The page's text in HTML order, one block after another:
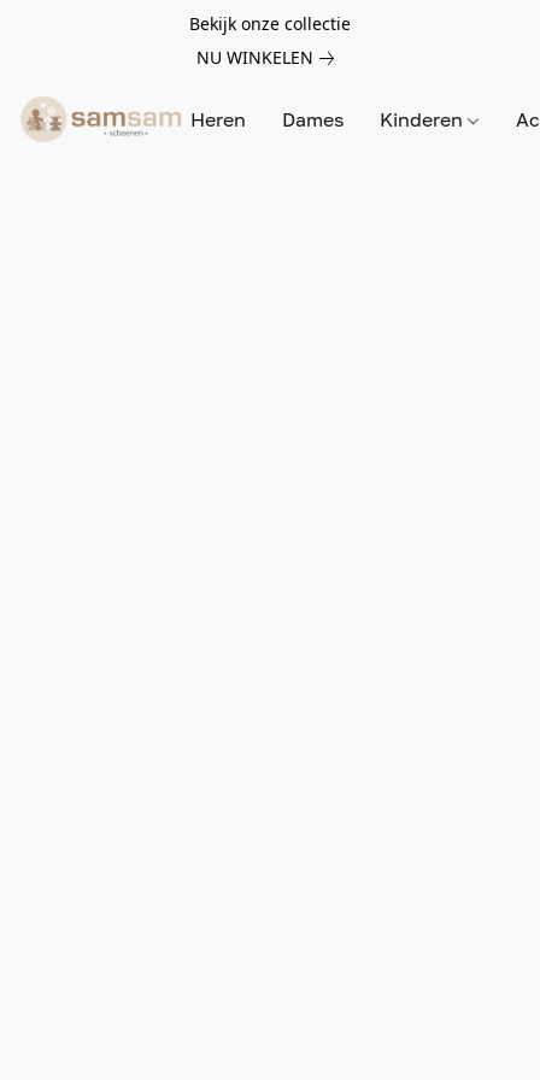
Bekijk onze collectie
NU WINKELEN
Heren Dames Kinderen